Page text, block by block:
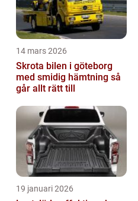
14 mars 2026
Skrota bilen i göteborg
med smidig hämtning så
går allt rätt till
19 januari 2026